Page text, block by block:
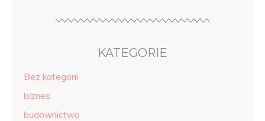
KATEGORIE
Bez kategorii
biznes
budownictwo